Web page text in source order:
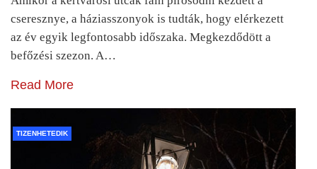
cseresznye, a háziasszonyok is tudták, hogy elérkezett
az év egyik legfontosabb időszaka. Megkezdődött a
befőzési szezon. A…
Read More
TIZENHETEDIK